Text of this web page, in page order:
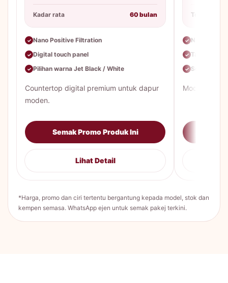
Kadar rata 60 bulan
✓ Nano Positive Filtration
✓ Digital touch panel
✓ Pilihan warna Jet Black / White
Countertop digital premium untuk dapur
moden.
Semak Promo Produk Ini
Lihat Detail
Tempoh
✓ Nano
✓ Tangki
✓ Servis &
Model
*Harga, promo dan ciri tertentu bergantung kepada model, stok dan
kempen semasa. WhatsApp ejen untuk semak pakej terkini.